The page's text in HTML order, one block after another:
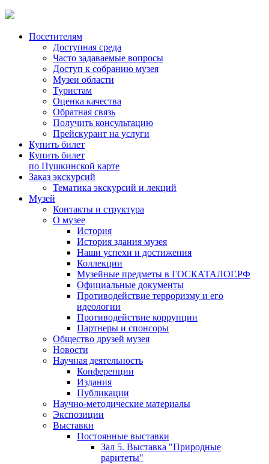
Посетителям
Доступная среда
Часто задаваемые вопросы
Доступ к собранию музея
Музеи области
Туристам
Оценка качества
Обратная связь
Получить консультацию
Прейскурант на услуги
Купить билет
Купить билет
по Пушкинской карте
Заказ экскурсий
Тематика экскурсий и лекций
Музей
Контакты и структура
О музее
История
История здания музея
Наши успехи и достижения
Коллекции
Музейные предметы в ГОСКАТАЛОГ.РФ
Официальные документы
Противодействие терроризму и его
идеологии
Противодействие коррупции
Партнеры и спонсоры
Общество друзей музея
Новости
Научная деятельность
Конференции
Издания
Публикации
Научно-методические материалы
Экспозиции
Выставки
Постоянные выставки
Зал 5. Выставка "Природные
раритеты"